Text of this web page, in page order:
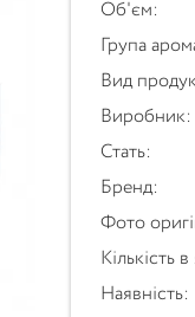
Об'єм:
Група
Вид
Виробник:
Стать:
Бренд:
Фото
Кількість
Наявність: